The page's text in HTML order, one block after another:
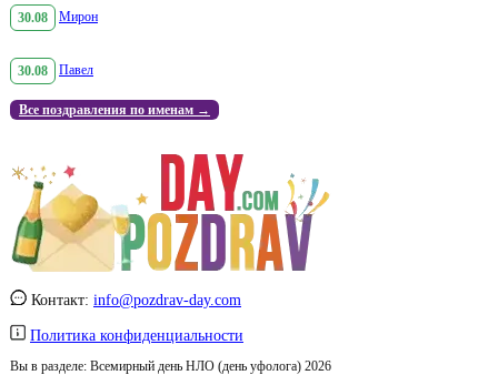
30.08 Мирон
30.08 Павел
Все поздравления по именам →
Контакт: info@pozdrav-day.com
Политика конфиденциальности
Вы в разделе: Всемирный день НЛО (день уфолога) 2026